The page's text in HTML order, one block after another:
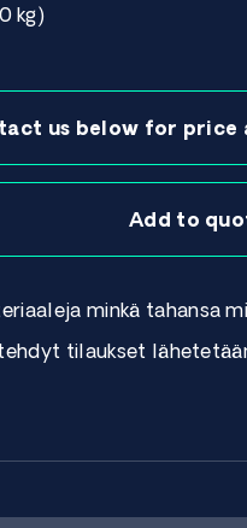
kg)
us below for price
Add to
minkä tahansa
tilaukset